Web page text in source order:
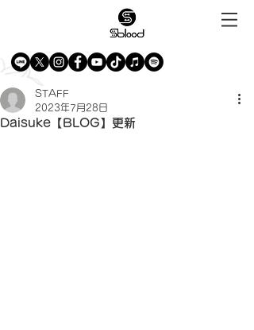
Daisuke【BLOG】更新
STAFF
2023年7月28日